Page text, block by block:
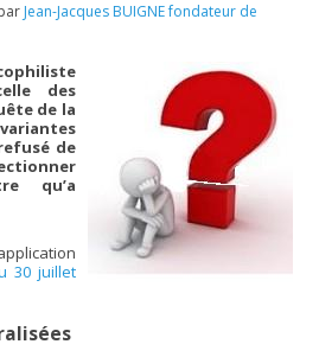
Jean-Jacques BUIGNE fondateur de
des
de la
de
qu’a
30 juillet